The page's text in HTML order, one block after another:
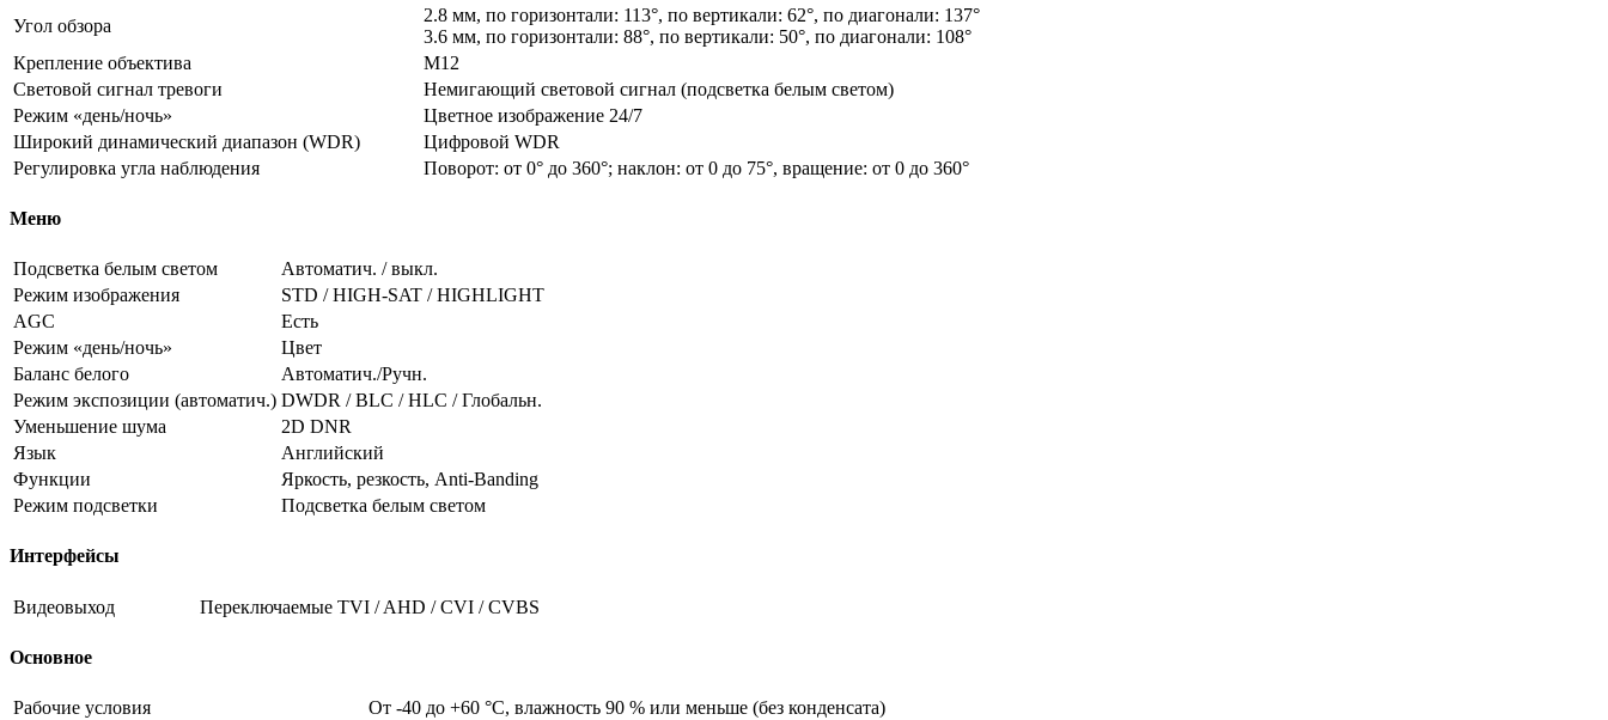
Угол обзора
2.8 мм, по горизонтали: 113°, по вертикали: 62°, по диагонали: 137°
3.6 мм, по горизонтали: 88°, по вертикали: 50°, по диагонали: 108°
Крепление объектива
M12
Световой сигнал тревоги
Немигающий световой сигнал (подсветка белым светом)
Режим «день/ночь»
Цветное изображение 24/7
Широкий динамический диапазон (WDR)
Цифровой WDR
Регулировка угла наблюдения
Поворот: от 0° до 360°; наклон: от 0 до 75°, вращение: от 0 до 360°
Меню
Подсветка белым светом
Автоматич. / выкл.
Режим изображения
STD / HIGH-SAT / HIGHLIGHT
AGC
Есть
Режим «день/ночь»
Цвет
Баланс белого
Автоматич./Ручн.
Режим экспозиции (автоматич.) DWDR / BLC / HLC / Глобальн.
Уменьшение шума
2D DNR
Язык
Английский
Функции
Яркость, резкость, Anti-Banding
Режим подсветки
Подсветка белым светом
Интерфейсы
Видеовыход Переключаемые TVI / AHD / CVI / CVBS
Основное
Рабочие условия От -40 до +60 °C, влажность 90 % или меньше (без конденсата)